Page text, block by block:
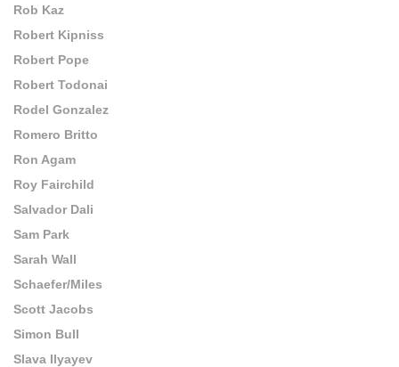
Rob Kaz
Robert Kipniss
Robert Pope
Robert Todonai
Rodel Gonzalez
Romero Britto
Ron Agam
Roy Fairchild
Salvador Dali
Sam Park
Sarah Wall
Schaefer/Miles
Scott Jacobs
Simon Bull
Slava Ilyayev